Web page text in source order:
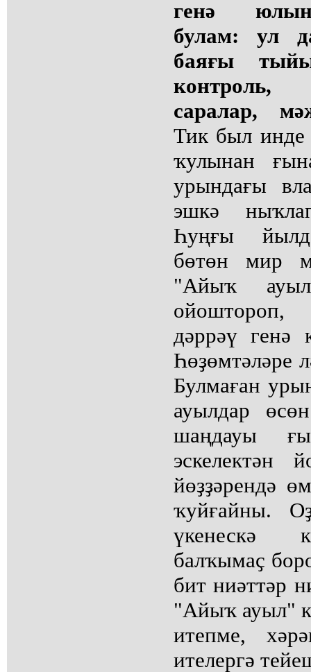
генә юлын
булам: ул
баяғы
контроль,
саралар,
Тик был инде
ҡулынан
урындағы
эшкә
Һуңғы
бөтөн мир
"Айыҡ
ойоштороп,
дәррәү генә
Һөҙөмтәләре
Булмаған
ауылдар
шаңдауы
эскелектән
йөҙҙәрендә
ҡуйғайны.
үкенескә
балҡымаҫ
бит ниәттәр
"Айыҡ ауыл"
итепме,
ителергә